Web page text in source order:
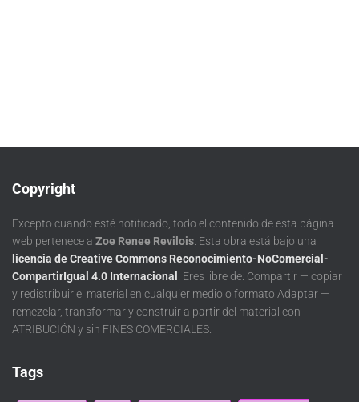
Copyright
Excepto cuando esté notificado, todo el contenido de esta página
web pertenece a Zoe Renee Revilois . Esta obra está bajo una
licencia de Creative Commons Reconocimiento-NoComercial-
CompartirIgual 4.0 Internacional
. Eres libre de: Compartir — copiar
y redistribuir el material en cualquier medio o formato Adaptar —
remezclar, transformar y construir a partir del material con
ATRIBUCIÓN y sin FINES COMERCIALES.
Tags